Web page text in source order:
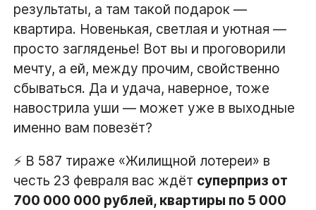
результаты, а там такой подарок —
квартира. Новенькая, светлая и уютная —
просто загляденье! Вот вы и проговорили
мечту, а ей, между прочим, свойственно
сбываться. Да и удача, наверное, тоже
навострила уши — может уже в выходные
именно вам повезёт?
⚡ В 587 тираже «Жилищной лотереи» в
честь 23 февраля вас ждёт суперприз от
700 000 000 рублей, квартиры по 5 000